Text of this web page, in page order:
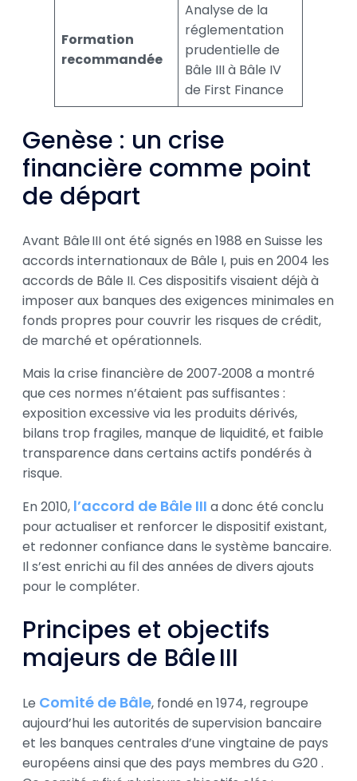
Formation
recommandée
Analyse de la
réglementation
prudentielle de
Bâle III à Bâle IV
de First Finance
Genèse : un crise
financière comme point
de départ
Avant Bâle III ont été signés en 1988 en Suisse les
accords internationaux de Bâle I, puis en 2004 les
accords de Bâle II. Ces dispositifs visaient déjà à
imposer aux banques des exigences minimales en
fonds propres pour couvrir les risques de crédit,
de marché et opérationnels.
Mais la crise financière de 2007‑2008 a montré
que ces normes n’étaient pas suffisantes :
exposition excessive via les produits dérivés,
bilans trop fragiles, manque de liquidité, et faible
transparence dans certains actifs pondérés à
risque.
En 2010, l’accord de Bâle III a donc été conclu
pour actualiser et renforcer le dispositif existant,
et redonner confiance dans le système bancaire.
Il s’est enrichi au fil des années de divers ajouts
pour le compléter.
Principes et objectifs
majeurs de Bâle III
Le Comité de Bâle, fondé en 1974, regroupe
aujourd’hui les autorités de supervision bancaire
et les banques centrales d’une vingtaine de pays
européens ainsi que des pays membres du G20 .